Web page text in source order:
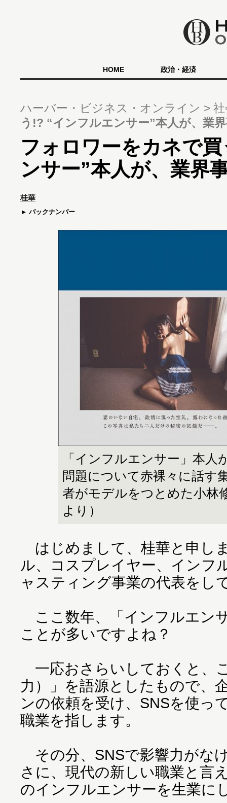
HOME 政治・経済
ハーバー・ビジネス・オンライン
う!? “インフルエンサー”本人が、業
フォロワーをカネで
ンサー”本人が、業界
桂華
バックナンバー
「インフルエンサー」本人
問題について赤裸々に話す
者がモデルをつとめた小林
より）
はじめまして、桂華と申し
ル、コスプレイヤー、インフ
ャスティング事業の代表をし
ここ数年、「インフルエン
ことが多いですよね？
一応おさらいしておくと、
力）」を語源としたもので、
ンの依頼を受け、SNSを使っ
職業を指します。
その分、SNSで影響力がな
さに、現代の新しい職業と言
のインフルエンサーを生業に